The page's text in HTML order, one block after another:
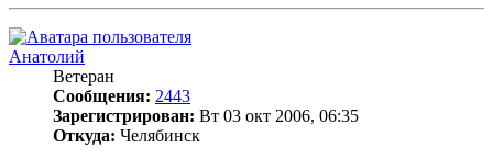
Анатолий
Ветеран
Сообщения: 2443
Зарегистрирован: Вт 03 окт 2006, 06:35
Откуда: Челябинск